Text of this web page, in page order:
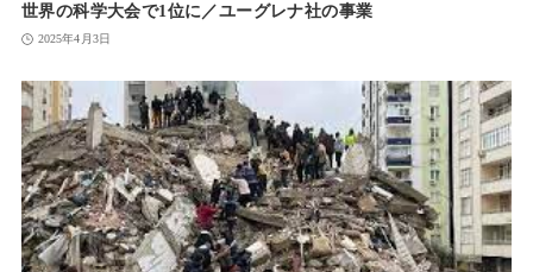
世界の科学大会で1位に／ユーグレナ社の事業
2025年4月3日